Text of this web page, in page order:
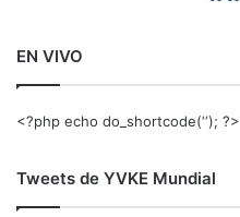
EN VIVO
<?php echo do_shortcode(‘‘); ?>
Tweets de YVKE Mundial